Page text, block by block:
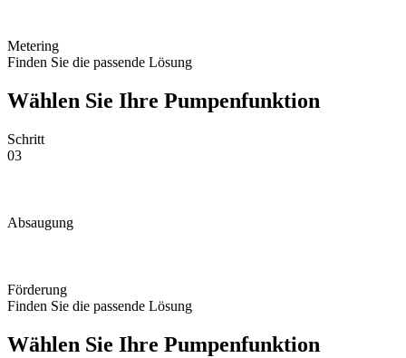
Metering
Finden Sie die passende Lösung
Wählen Sie Ihre Pumpenfunktion
Schritt
03
Absaugung
Förderung
Finden Sie die passende Lösung
Wählen Sie Ihre Pumpenfunktion